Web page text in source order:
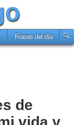
Frases del día
de